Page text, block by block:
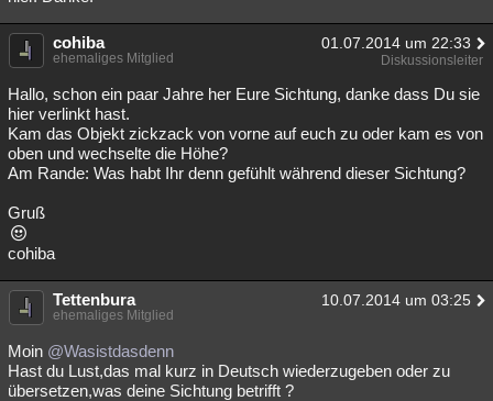
cohiba 01.07.2014 um 22:33
ehemaliges Mitglied Diskussionsleiter
Hallo, schon ein paar Jahre her Eure Sichtung, danke dass Du sie
hier verlinkt hast.
Kam das Objekt zickzack von vorne auf euch zu oder kam es von
oben und wechselte die Höhe?
Am Rande: Was habt Ihr denn gefühlt während dieser Sichtung?
Gruß
cohiba
Tettenbura 10.07.2014 um 03:25
ehemaliges Mitglied
Moin @Wasistdasdenn
Hast du Lust,das mal kurz in Deutsch wiederzugeben oder zu
übersetzen,was deine Sichtung betrifft ?